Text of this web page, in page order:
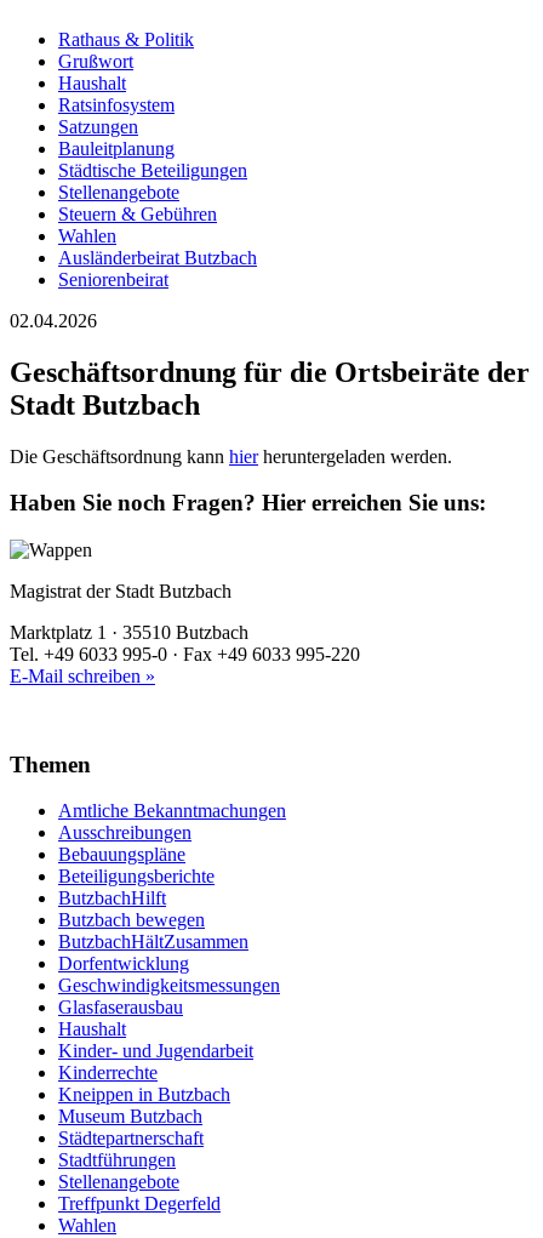
Rathaus & Politik
Grußwort
Haushalt
Ratsinfosystem
Satzungen
Bauleitplanung
Städtische Beteiligungen
Stellenangebote
Steuern & Gebühren
Wahlen
Ausländerbeirat Butzbach
Seniorenbeirat
02.04.2026
Geschäftsordnung für die Ortsbeiräte der
Stadt Butzbach
Die Geschäftsordnung kann hierheruntergeladen werden.
Haben Sie noch Fragen? Hier erreichen Sie uns:
Magistrat der Stadt Butzbach
Marktplatz 1 · 35510 Butzbach
Tel. +49 6033 995-0 · Fax +49 6033 995-220
E-Mail schreiben »
Themen
Amtliche Bekanntmachungen
Ausschreibungen
Bebauungspläne
Beteiligungsberichte
ButzbachHilft
Butzbach bewegen
ButzbachHältZusammen
Dorfentwicklung
Geschwindigkeitsmessungen
Glasfaserausbau
Haushalt
Kinder- und Jugendarbeit
Kinderrechte
Kneippen in Butzbach
Museum Butzbach
Städtepartnerschaft
Stadtführungen
Stellenangebote
Treffpunkt Degerfeld
Wahlen